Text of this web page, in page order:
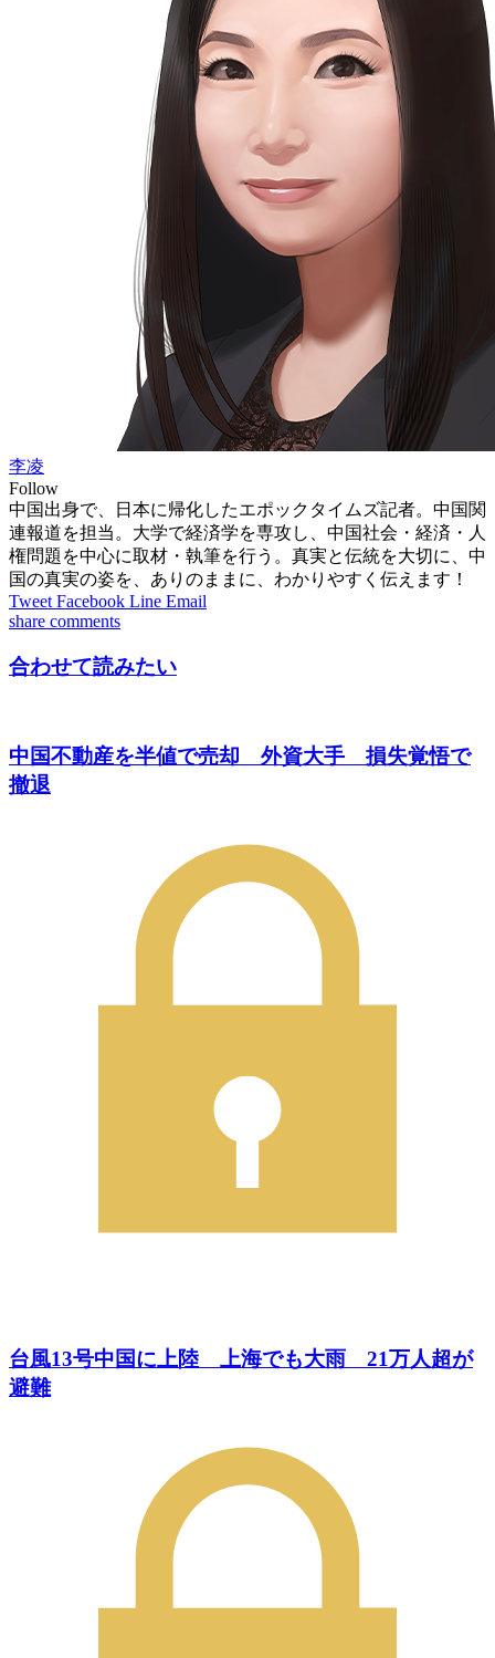
李凌
Follow
中国出身で、日本に帰化したエポックタイムズ記者。中国関
連報道を担当。大学で経済学を専攻し、中国社会・経済・人
権問題を中心に取材・執筆を行う。真実と伝統を大切に、中
国の真実の姿を、ありのままに、わかりやすく伝えます！
Tweet Facebook Line Email
share comments
合わせて読みたい
中国不動産を半値で売却 外資大手 損失覚悟で
撤退
台風13号中国に上陸 上海でも大雨 21万人超が
避難